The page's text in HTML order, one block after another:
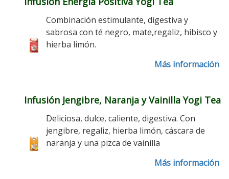
Combinación estimulante, digestiva y
sabrosa con té negro, mate,regaliz, hibisco y
hierba limón.
Más información
Infusión Jengibre, Naranja y Vainilla Yogi Tea
Deliciosa, dulce, caliente, digestiva. Con
jengibre, regaliz, hierba limón, cáscara de
naranja y una pizca de vainilla
Más información